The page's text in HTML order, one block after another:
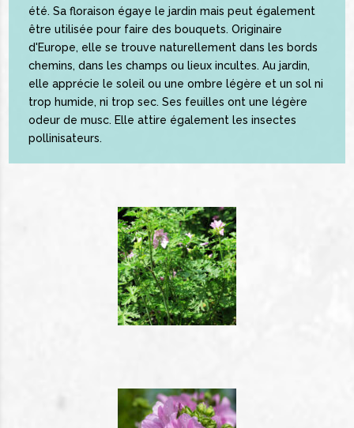
été. Sa floraison égaye le jardin mais peut également
être utilisée pour faire des bouquets. Originaire
d'Europe, elle se trouve naturellement dans les bords
chemins, dans les champs ou lieux incultes. Au jardin,
elle apprécie le soleil ou une ombre légère et un sol ni
trop humide, ni trop sec. Ses feuilles ont une légère
odeur de musc. Elle attire également les insectes
pollinisateurs.